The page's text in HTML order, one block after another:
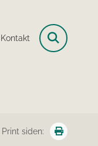
Kontakt
Print siden: